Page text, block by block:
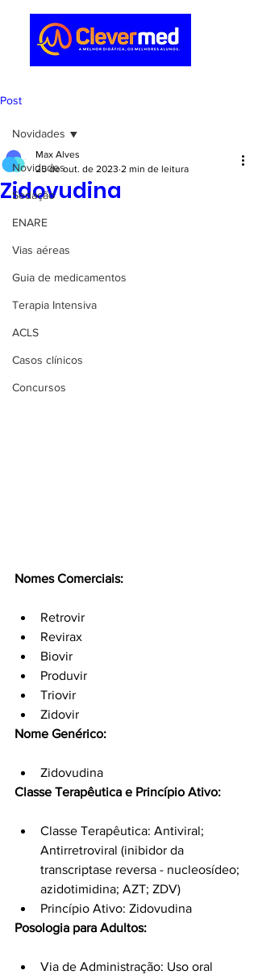
Post
Novidades
Sedação
ENARE
Vias aéreas
Guia de medicamentos
Terapia Intensiva
ACLS
Casos clínicos
Concursos
Novidades
Zidovudina
Max Alves
25 de out. de 2023 2 min de leitura
Nomes Comerciais:
Retrovir
Revirax
Biovir
Produvir
Triovir
Zidovir
Nome Genérico:
Zidovudina
Classe Terapêutica e Princípio Ativo:
Classe Terapêutica: Antiviral;
Antirretroviral (inibidor da
transcriptase reversa - nucleosídeo;
azidotimidina; AZT; ZDV)
Princípio Ativo: Zidovudina
Posologia para Adultos:
Via de Administração: Uso oral